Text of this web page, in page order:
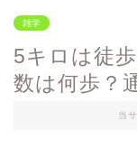
雑学
5キロは徒
数は何歩？
当